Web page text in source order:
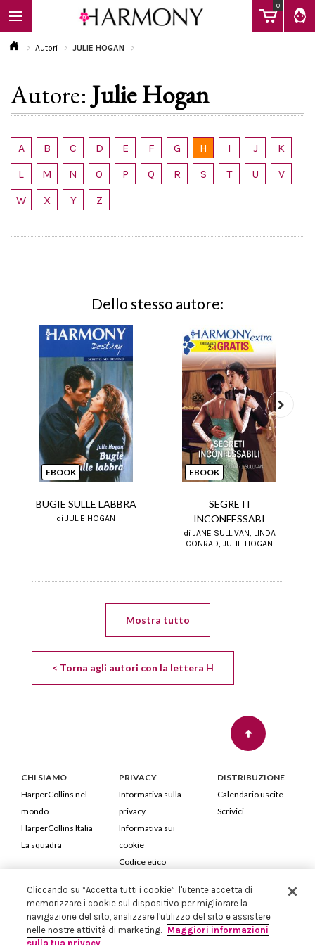
0
EBOOK
LIBRI
Calendario
Autori JULIE HOGAN
Autore: Julie Hogan
A B C D E F G H I J
K
L
M N O P Q R S T U
V
W
X Y Z
Dello stesso autore:
EBOOK
BUGIE SULLE LABBRA
di JULIE HOGAN
EBOOK
SEGRETI
INCONFESSABI
di JANE SULLIVAN, LINDA
CONRAD, JULIE HOGAN
Next
Mostra tutto
< Torna agli autori con la lettera H
CHI SIAMO
HarperCollins nel
mondo
HarperCollins Italia
La squadra
PRIVACY
Informativa sulla
privacy
Informativa sui
cookie
Codice etico
DISTRIBUZIONE
Calendario uscite
Scrivici
HarperCollins Italia S.p.A. Viale Monte Nero, 84 - 20135 Milano
Cod. Fiscale e P.IVA 05946780151 - Capitale Sociale 258.250 €
Iscritta in Milano al Registro delle imprese nr.198004 e REA nr.1051898
Cliccando su “Accetta tutti i cookie”, l'utente accetta di
memorizzare i cookie sul dispositivo per migliorare la
navigazione del sito, analizzare l'utilizzo del sito e assistere
nelle nostre attività di marketing. Maggiori informazioni